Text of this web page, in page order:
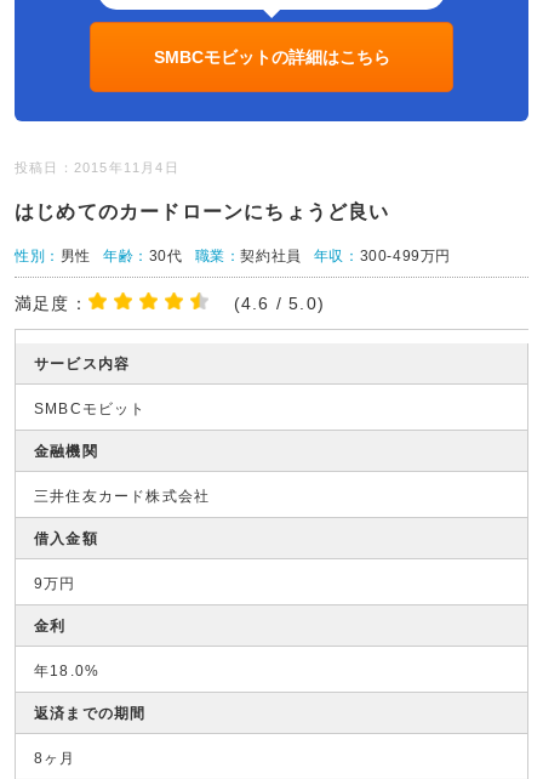
SMBCモビットの詳細はこちら
投稿日：2015年11月4日
はじめてのカードローンにちょうど良い
性別： 男性 年齢： 30代 職業：契約社員 年収： 300-499万円
満足度： (4.6 / 5.0)
サービス内容
SMBCモビット
金融機関
三井住友カード株式会社
借入金額
9万円
金利
年18.0%
返済までの期間
8ヶ月